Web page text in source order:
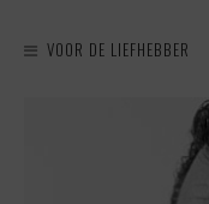
VOOR DE LIEFHEBBER